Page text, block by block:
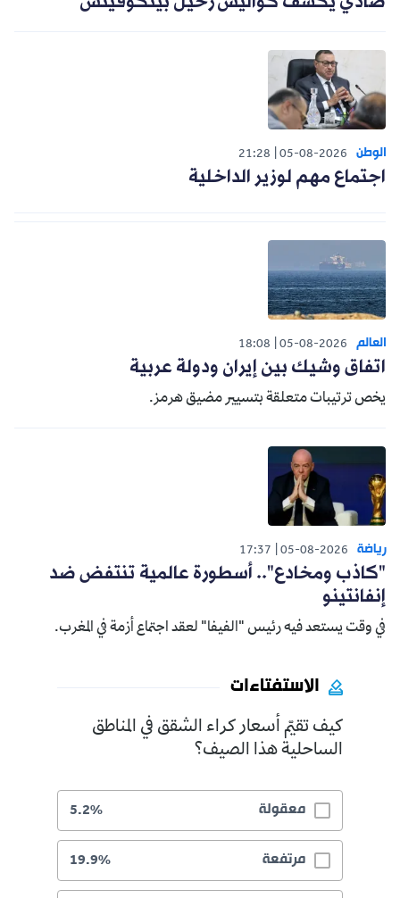
الوطن 05-08-2026
21:28
اجتماع مهم لوزير الداخلية
العالم 05-08-2026
18:08
اتفاق وشيك بين إيران ودولة عربية
يخص ترتيبات متعلقة بتسيير مضيق هرمز.
رياضة 05-08-2026
17:37
"كاذب ومخادع".. أسطورة عالمية تنتفض ضد
إنفانتينو
في وقت يستعد فيه رئيس "الفيفا" لعقد اجتماع أزمة في المغرب.
الاستفتاءات
كيف تقيّم أسعار كراء الشقق في المناطق
الساحلية هذا الصيف؟
معقولة 5.2%
مرتفعة 19.9%